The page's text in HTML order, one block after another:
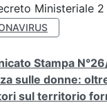
Ministeriale 2
Stampa
sulle donne:
sul territorio